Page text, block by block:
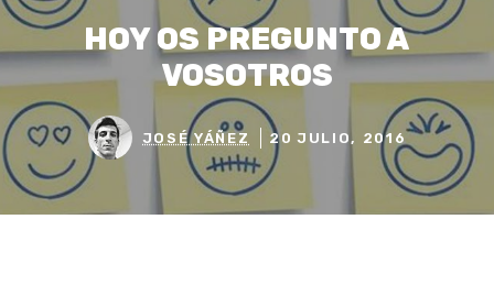
HOY OS PREGUNTO A
VOSOTROS
JOSÉ YÁÑEZ 20 JULIO, 2016